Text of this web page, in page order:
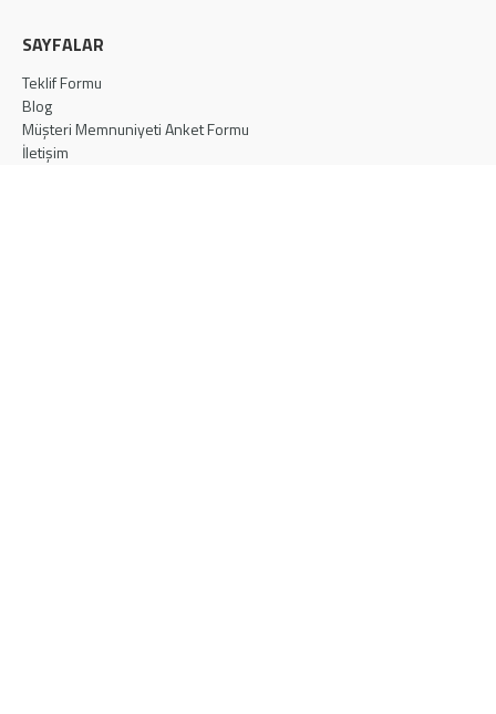
SAYFALAR
Teklif Formu
Blog
Müşteri Memnuniyeti Anket Formu
İletişim